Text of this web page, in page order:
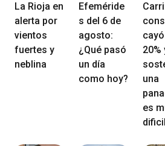
La Rioja en
alerta por
vientos
fuertes y
neblina
Efeméride
s del 6 de
agosto:
¿Qué pasó
un día
como hoy?
20%
una
es